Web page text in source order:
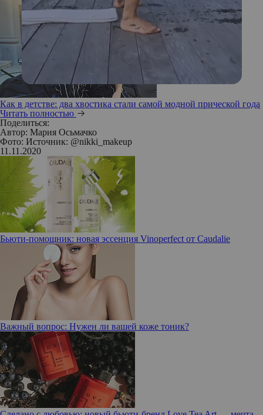
Как в детстве: два хвостика стали самой модной прической года
Читать полностью
Поделиться:
Автор: Мария Осьмачко
Фото: Источник: @nikki_makeup
11.11.2020
Бьюти-помощник: новая эссенция Vinoperfect от Caudalie
Важный вопрос: Нужен ли вашей коже тоник?